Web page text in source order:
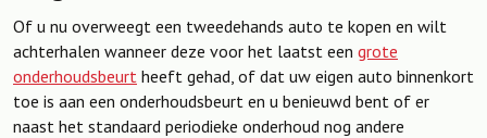
Of u nu overweegt een tweedehands auto te kopen en wilt
achterhalen wanneer deze voor het laatst een grote
onderhoudsbeurt heeft gehad, of dat uw eigen auto binnenkort
toe is aan een onderhoudsbeurt en u benieuwd bent of er
naast het standaard periodieke onderhoud nog andere